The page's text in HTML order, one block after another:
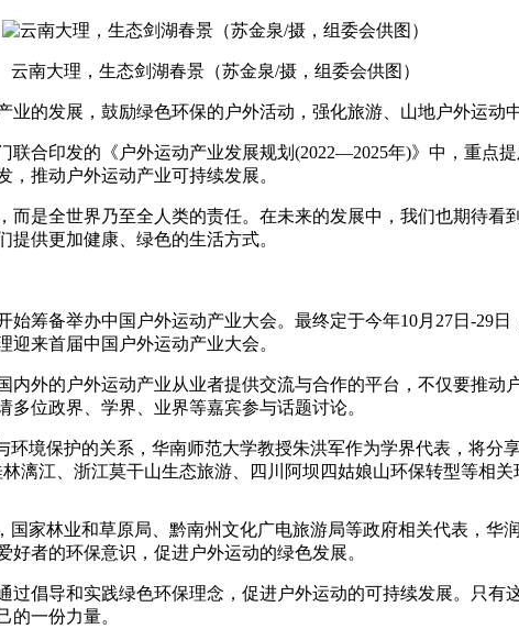
云南大理，生态剑湖春景（苏金泉/摄，组委会供图）
的发展，鼓励绿色环保的户外活动，强化旅游、山地户外运动
联合印发的《户外运动产业发展规划(2022—2025年)》中，重点
推动户外运动产业可持续发展。
是全世界乃至全人类的责任。在未来的发展中，我们也期待
供更加健康、绿色的生活方式。
筹备举办中国户外运动产业大会。最终定于今年10月27日-29
来首届中国户外运动产业大会。
外的户外运动产业从业者提供交流与合作的平台，不仅要推
多位政界、学界、业界等嘉宾参与话题讨论。
境保护的关系，华南师范大学教授朱洪军作为学界代表，将分
漓江、浙江莫干山生态旅游、四川阿坝四姑娘山环保转型等相关
家林业和草原局、黔南州文化广电旅游局等政府相关代表，华
者的环保意识，促进户外运动的绿色发展。
倡导和实践绿色环保理念，促进户外运动的可持续发展。只
的一份力量。